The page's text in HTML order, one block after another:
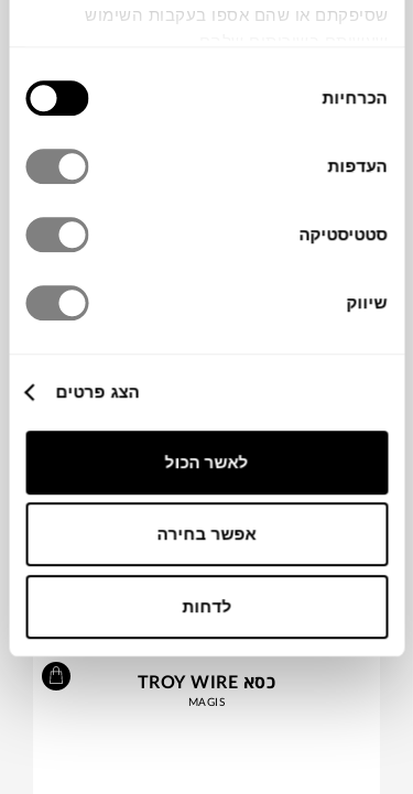
שסיפקתם או שהם אספו בעקבות השימוש
הסכמה
הכרחיות
העדפות
סטטיסטיקה
שיווק
הצג פרטים
לאשר הכול
אפשר בחירה
לדחות
₪1,895
₪890
53%
כסא TROY WIRE
MAGIS